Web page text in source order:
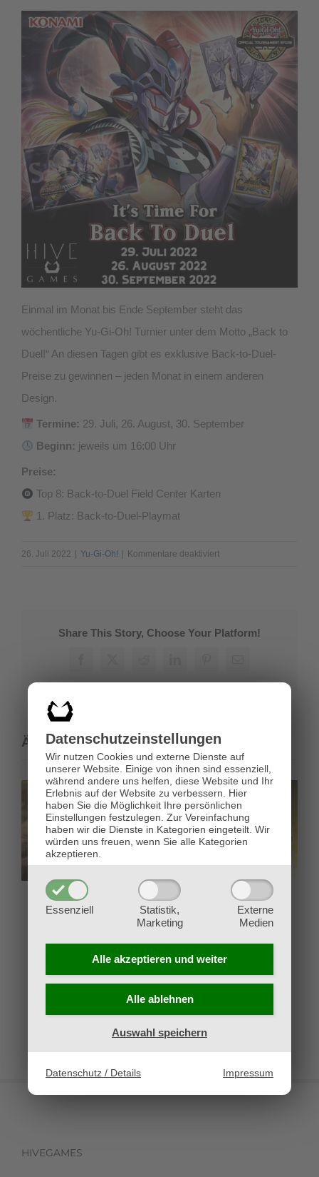
Datenschutz­einstellungen
Wir nutzen Cookies und externe Dienste auf
unserer Website. Einige von ihnen sind essenziell,
während andere uns helfen, diese Website und Ihr
Erlebnis auf der Website zu verbessern. Hier
haben Sie die Möglichkeit Ihre persönlichen
Einstellungen festzulegen. Zur Vereinfachung
haben wir die Dienste in Kategorien eingeteilt. Wir
würden uns freuen, wenn Sie alle Kategorien
akzeptieren.
Essenziell
Statistik,
Marketing
Externe
Medien
Alle akzeptieren und weiter
Alle ablehnen
Auswahl speichern
Datenschutz / Details Impressum
Einmal im Monat bis Ende September steht das
wöchentliche Yu-Gi-Oh! Turnier unter dem Motto „Back to
Duel!“ An diesen Tagen gibt es exklusive Back-to-Duel-
Preise zu gewinnen – jeden Monat in einem anderen
Design.
Termine: 29. Juli, 26. August, 30. September
Beginn: jeweils um 16:00 Uhr
Preise:
Top 8: Back-to-Duel Field Center Karten
1. Platz: Back-to-Duel-Playmat
26. Juli 2022 Yu-Gi-Oh! Kommentare deaktiviertfür
to
Share This Story, Choose Your Platform!
Ähnliche Beiträge
Trading Card Games –
Yu-Gi-Oh! Doom of
Dimensions
8. September 2025
HIVEGAMES